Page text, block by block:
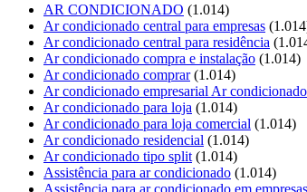
AR CONDICIONADO (1.014)
Ar condicionado central para empresas
Ar condicionado central para residência
Ar condicionado compra e instalação (1.014)
Ar condicionado comprar(1.014)
Ar condicionado empresarial Ar condicionado
Ar condicionado para loja (1.014)
Ar condicionado para loja comercial (1.014)
Ar condicionado residencial (1.014)
Ar condicionado tipo split (1.014)
Assistência para ar condicionado (1.014)
Assistência para ar condicionado em empresas